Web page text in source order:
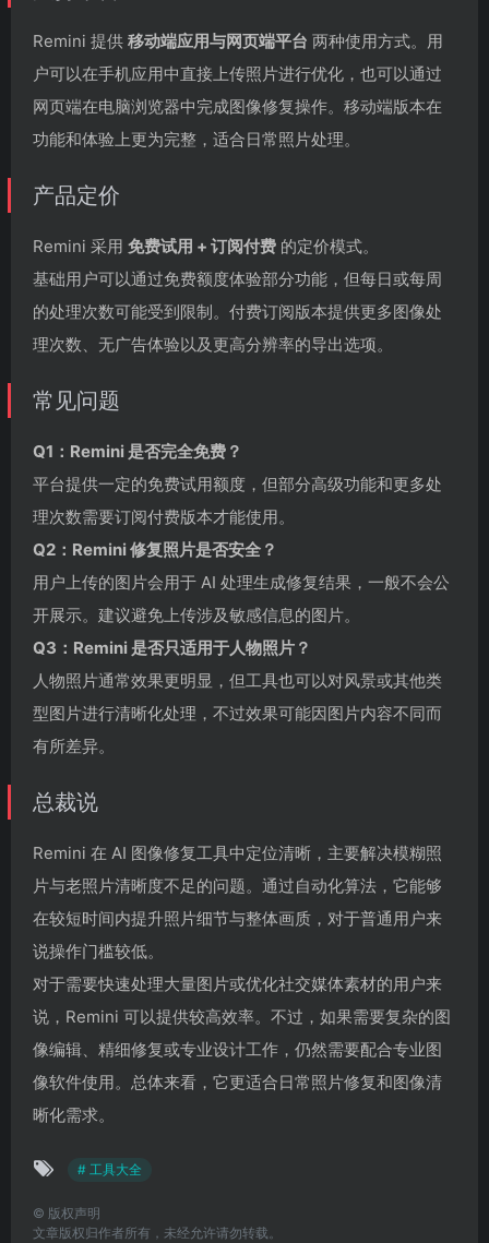
Remini 提供 移动端应用与网页端平台 两种使用方式。用
户可以在手机应用中直接上传照片进行优化，也可以通过
网页端在电脑浏览器中完成图像修复操作。移动端版本在
功能和体验上更为完整，适合日常照片处理。
产品定价
Remini 采用 免费试用 + 订阅付费 的定价模式。
基础用户可以通过免费额度体验部分功能，但每日或每周
的处理次数可能受到限制。付费订阅版本提供更多图像处
理次数、无广告体验以及更高分辨率的导出选项。
常见问题
Q1：Remini 是否完全免费？
平台提供一定的免费试用额度，但部分高级功能和更多处
理次数需要订阅付费版本才能使用。
Q2：Remini 修复照片是否安全？
用户上传的图片会用于 AI 处理生成修复结果，一般不会公
开展示。建议避免上传涉及敏感信息的图片。
Q3：Remini 是否只适用于人物照片？
人物照片通常效果更明显，但工具也可以对风景或其他类
型图片进行清晰化处理，不过效果可能因图片内容不同而
有所差异。
总裁说
Remini 在 AI 图像修复工具中定位清晰，主要解决模糊照
片与老照片清晰度不足的问题。通过自动化算法，它能够
在较短时间内提升照片细节与整体画质，对于普通用户来
说操作门槛较低。
对于需要快速处理大量图片或优化社交媒体素材的用户来
说，Remini 可以提供较高效率。不过，如果需要复杂的图
像编辑、精细修复或专业设计工作，仍然需要配合专业图
像软件使用。总体来看，它更适合日常照片修复和图像清
晰化需求。
# 工具大全
© 版权声明
文章版权归作者所有，未经允许请勿转载。